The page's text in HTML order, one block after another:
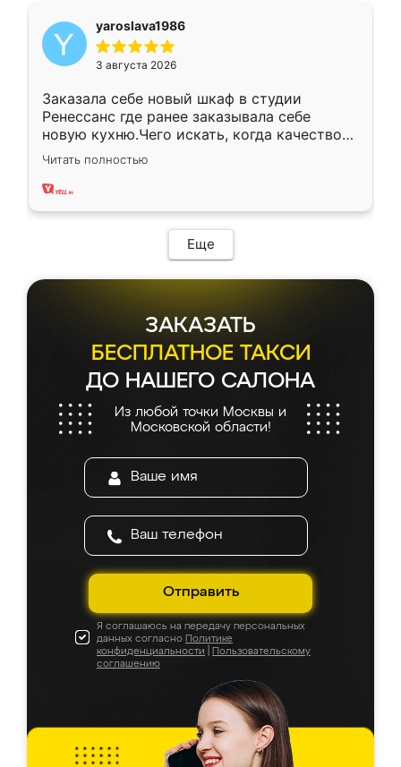
yaroslava1986
3 августа 2026
Заказала себе новый шкаф в студии
Ренессанс где ранее заказывала себе
новую кухню.Чего искать, когда качеством
вполне довольна. Служит кухня уже почти
два года, нареканий нет.
Читать полностью
Еще
ЗАКАЗАТЬ
БЕСПЛАТНОЕ ТАКСИ
ДО НАШЕГО САЛОНА
Из любой точки Москвы и
Московской области!
Отправить
Я соглашаюсь на передачу персональных
данных согласно Политике
конфиденциальности
Пользовательскому
соглашению